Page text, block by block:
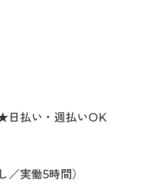
日払い・週払いOK
／実働5時間）